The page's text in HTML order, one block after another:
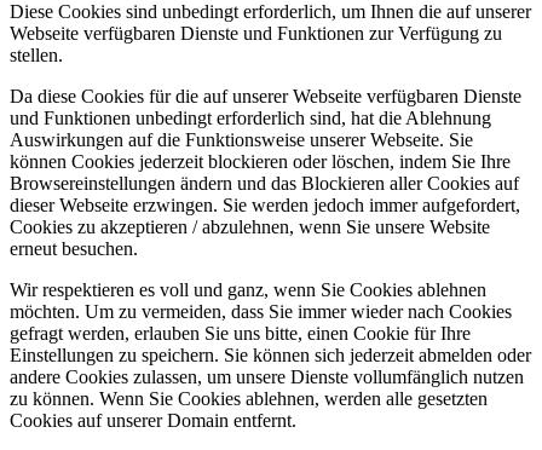
Diese Cookies sind unbedingt erforderlich, um Ihnen die auf unserer
Webseite verfügbaren Dienste und Funktionen zur Verfügung zu
stellen.
Da diese Cookies für die auf unserer Webseite verfügbaren Dienste
und Funktionen unbedingt erforderlich sind, hat die Ablehnung
Auswirkungen auf die Funktionsweise unserer Webseite. Sie
können Cookies jederzeit blockieren oder löschen, indem Sie Ihre
Browsereinstellungen ändern und das Blockieren aller Cookies auf
dieser Webseite erzwingen. Sie werden jedoch immer aufgefordert,
Cookies zu akzeptieren / abzulehnen, wenn Sie unsere Website
erneut besuchen.
Wir respektieren es voll und ganz, wenn Sie Cookies ablehnen
möchten. Um zu vermeiden, dass Sie immer wieder nach Cookies
gefragt werden, erlauben Sie uns bitte, einen Cookie für Ihre
Einstellungen zu speichern. Sie können sich jederzeit abmelden oder
andere Cookies zulassen, um unsere Dienste vollumfänglich nutzen
zu können. Wenn Sie Cookies ablehnen, werden alle gesetzten
Cookies auf unserer Domain entfernt.